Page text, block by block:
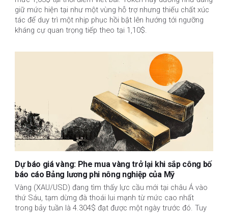
giữ mức hiện tại như một vùng hỗ trợ nhưng thiếu chất xúc
tác để duy trì một nhịp phục hồi bật lên hướng tới ngưỡng
kháng cự quan trọng tiếp theo tại 1,10$.
Dự báo giá vàng: Phe mua vàng trở lại khi sắp công bố
báo cáo Bảng lương phi nông nghiệp của Mỹ
Vàng (XAU/USD) đang tìm thấy lực cầu mới tại châu Á vào
thứ Sáu, tạm dừng đà thoái lui mạnh từ mức cao nhất
trong bảy tuần là 4.304$ đạt được một ngày trước đó. Tuy